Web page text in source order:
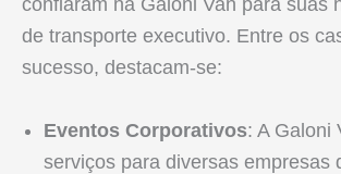
confiaram na Galoni Van para suas
de transporte executivo. Entre os
sucesso, destacam-se:
Eventos Corporativos: A Galoni
serviços para diversas empresas